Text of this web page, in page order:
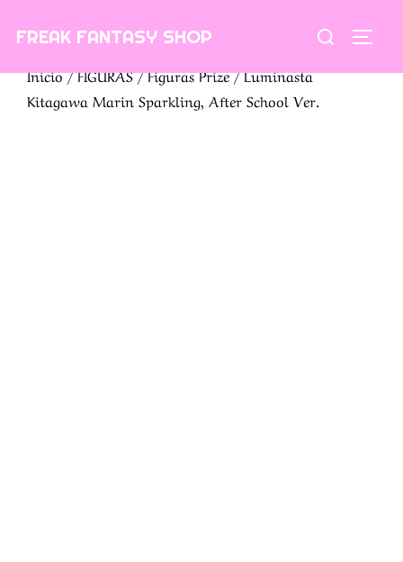
FREAK FANTASY SHOP Buscar:
Inicio/FIGURAS/Figuras Prize/ Luminasta
Kitagawa Marin Sparkling, After School Ver.